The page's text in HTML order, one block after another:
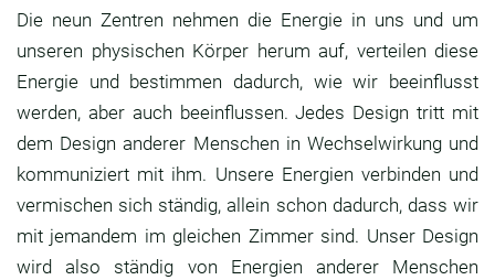
Die neun Zentren nehmen die Energie in uns und um
unseren physischen Körper herum auf, verteilen diese
Energie und bestimmen dadurch, wie wir beeinflusst
werden, aber auch beeinflussen. Jedes Design tritt mit
dem Design anderer Menschen in Wechselwirkung und
kommuniziert mit ihm. Unsere Energien verbinden und
vermischen sich ständig, allein schon dadurch, dass wir
mit jemandem im gleichen Zimmer sind. Unser Design
wird also ständig von Energien anderer Menschen